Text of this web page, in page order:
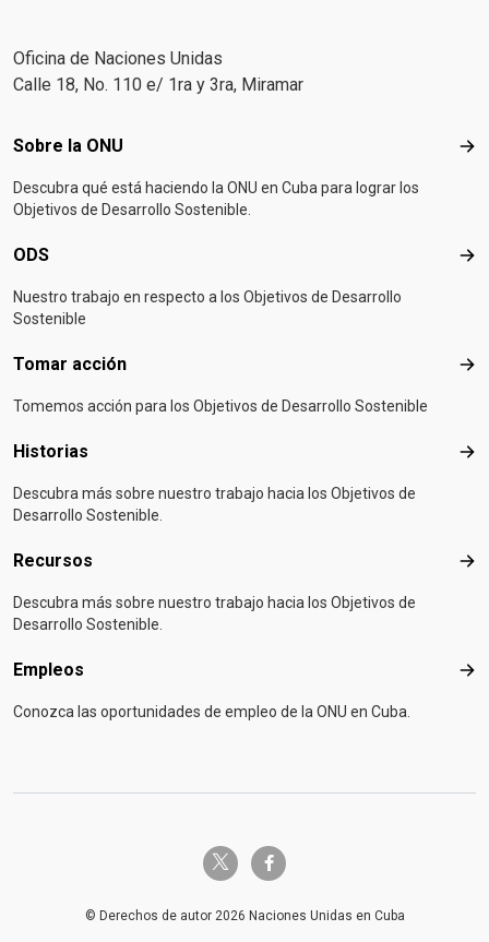
Oficina de Naciones Unidas
Calle 18, No. 110 e/ 1ra y 3ra, Miramar
Footer menu
Sobre la ONU
Descubra qué está haciendo la ONU en Cuba para lograr los
Objetivos de Desarrollo Sostenible.
ODS
Nuestro trabajo en respecto a los Objetivos de Desarrollo
Sostenible
Tomar acción
Tomemos acción para los Objetivos de Desarrollo Sostenible
Historias
Descubra más sobre nuestro trabajo hacia los Objetivos de
Desarrollo Sostenible.
Recursos
Descubra más sobre nuestro trabajo hacia los Objetivos de
Desarrollo Sostenible.
Empleos
Conozca las oportunidades de empleo de la ONU en Cuba.
twitter-x facebook-f
© Derechos de autor 2026 Naciones Unidas en Cuba